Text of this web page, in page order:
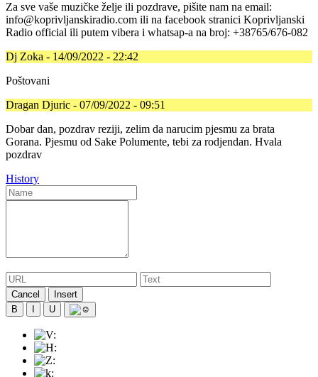
Za sve vaše muzičke želje ili pozdrave, pišite nam na email:
info@koprivljanskiradio.com ili na facebook stranici Koprivljanski
Radio official ili putem vibera i whatsap-a na broj: +38765/676-082
Dj Zoka - 14/09/2022 - 22:42
Poštovani
Dragan Djuric - 07/09/2022 - 09:51
Dobar dan, pozdrav reziji, zelim da narucim pjesmu za brata
Gorana. Pjesmu od Sake Polumente, tebi za rodjendan. Hvala
pozdrav
History
Cancel
Insert
B
U